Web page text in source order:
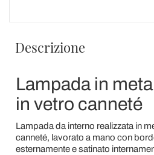
Descrizione
Lampada in
in vetro canneté
Lampada da interno realizzata in
canneté, lavorato a mano con
esternamente e satinato